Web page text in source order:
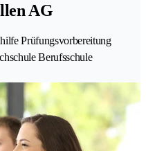
AG
Prüfungsvorbereitung
Berufsschule